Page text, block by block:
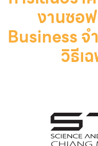
งานซอ
Business จ
วิธีเ